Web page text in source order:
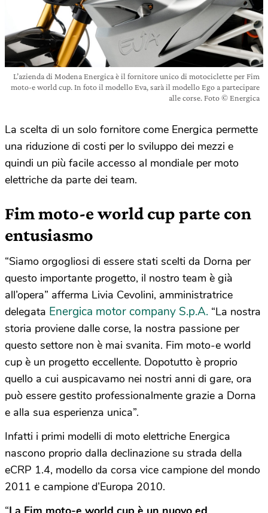
L’azienda di Modena Energica è il fornitore unico di motociclette per Fim
moto-e world cup. In foto il modello Eva, sarà il modello Ego a partecipare
alle corse. Foto © Energica
La scelta di un solo fornitore come Energica permette
una riduzione di costi per lo sviluppo dei mezzi e
quindi un più facile accesso al mondiale per moto
elettriche da parte dei team.
Fim moto-e world cup parte con
entusiasmo
“Siamo orgogliosi di essere stati scelti da Dorna per
questo importante progetto, il nostro team è già
all’opera” afferma Livia Cevolini, amministratrice
delegata Energica motor company S.p.A. “La nostra
storia proviene dalle corse, la nostra passione per
questo settore non è mai svanita. Fim moto-e world
cup è un progetto eccellente. Dopotutto è proprio
quello a cui auspicavamo nei nostri anni di gare, ora
può essere gestito professionalmente grazie a Dorna
e alla sua esperienza unica”.
Infatti i primi modelli di moto elettriche Energica
nascono proprio dalla declinazione su strada della
eCRP 1.4, modello da corsa vice campione del mondo
2011 e campione d’Europa 2010.